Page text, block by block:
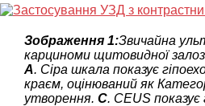
Зображення 1:Звичайна
карциноми щитовидної
A. Сіра шкала показує
краєм, оцінюваний як
утворення. C. CEUS